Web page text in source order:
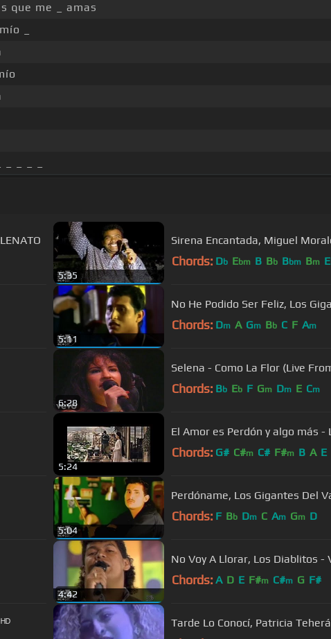
que me _ amas
_
_ _ _
5:35
Sirena Encantada, Miguel
Chords: Db Ebm B Bb Bbm Bm E
5:11
No He Podido Ser Feliz, Los
Chords: Dm A Gm Bb C F Am
6:28
Selena - Como La Flor (Live
Chords: Bb Eb F Gm Dm E Cm
5:24
El Amor es Perdón y algo más -
Chords: G# C#m C# F#m B A E
5:04
Perdóname, Los Gigantes Del
Chords: F Bb Dm C Am Gm D
4:42
No Voy A Llorar, Los Diablitos -
Chords: A D E F#m C#m G F#
Tarde Lo Conocí, Patricia